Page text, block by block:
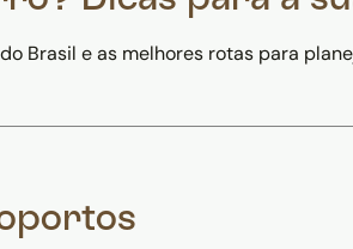
Brasil e as melhores rotas para